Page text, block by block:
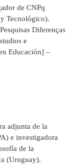
de CNPq
Tecnológico).
Diferenças
e
Educación] –
adjunta de la
e investigadora
de la
(Uruguay).